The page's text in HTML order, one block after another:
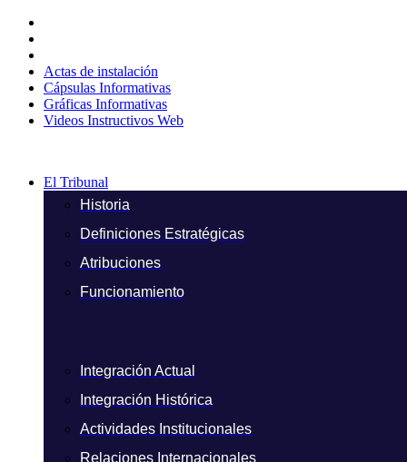
contenido
Actas de instalación
Cápsulas Informativas
Gráficas Informativas
Videos Instructivos Web
El Tribunal
Historia
Definiciones Estratégicas
Atribuciones
Funcionamiento
Integración Actual
Integración Histórica
Actividades Institucionales
Relaciones Internacionales